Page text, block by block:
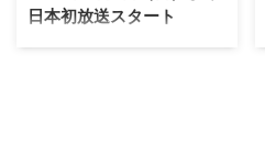
日本初放送スタート
エリック・マコーマック演じる大